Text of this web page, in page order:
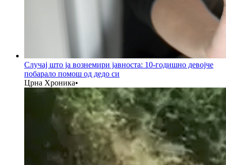
Случај што ја вознемири јавноста: 10-годишно девојче
побарало помош од дедо си
Црна Хроника•